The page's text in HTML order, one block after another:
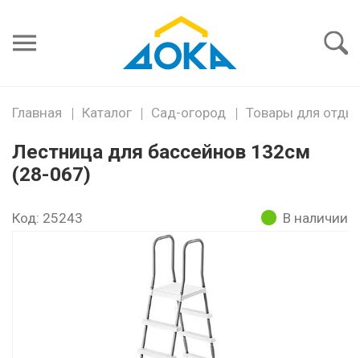
пароль
Главная Каталог Сад-огород Товары для
Лестница для бассейнов 132см
(28-067)
Код: 25243 В наличии